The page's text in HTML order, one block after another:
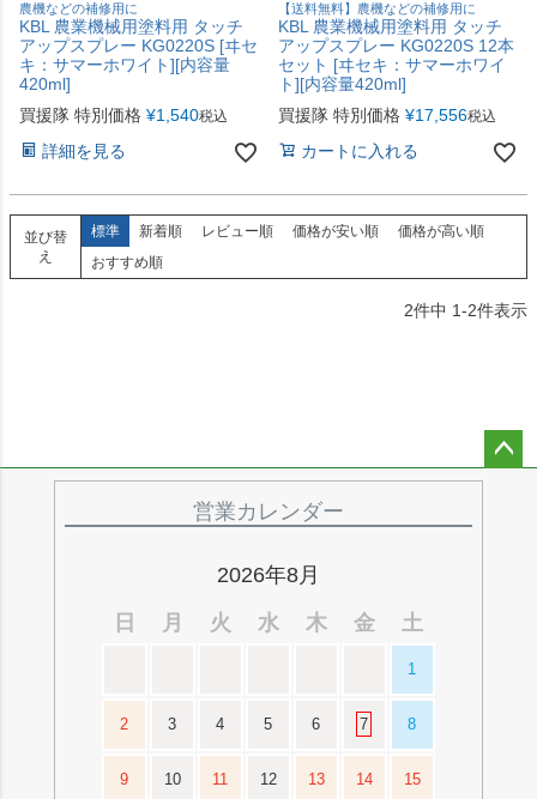
農機などの補修用に
KBL 農業機械用塗料用 タッチ
アップスプレー KG0220S [ヰセ
キ：サマーホワイト][内容量
420ml]
買援隊 特別価格 ¥1,540税込
詳細を見る
【送料無料】農機などの補修用に
KBL 農業機械用塗料用 タッチ
アップスプレー KG0220S 12本
セット [ヰセキ：サマーホワイ
ト][内容量420ml]
買援隊 特別価格 ¥17,556税込
カートに入れる
並び替
え
標準 新着順 レビュー順 価格が安い順
価格が高い順
おすすめ順
2件中 1-2件表示
営業カレンダー
2026年8月
日
月 火 水 木 金 土
1
2 3 4 5 6 7 8
9 10 11 12 13 14 15